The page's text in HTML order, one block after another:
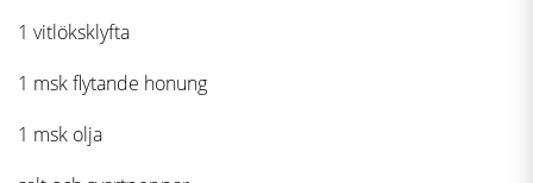
1 vitlöksklyfta
1 msk flytande honung
1 msk olja